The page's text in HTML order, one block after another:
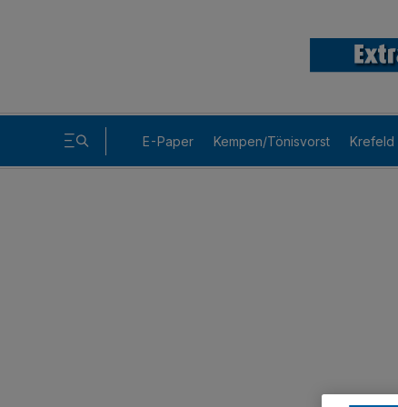
E-Paper Kempen/Tönisvorst Krefeld